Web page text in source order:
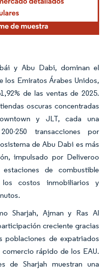
y Abu Dabi, dominan el
Emiratos Árabes Unidos,
de las ventas de 2025.
oscuras concentradas
y JLT, cada una
250 transacciones por
de Abu Dabi es más
impulsado por Deliveroo
de combustible
los costos inmobiliarios y
Sharjah, Ajman y Ras Al
creciente gracias
poblaciones de expatriados
rápido de los EAU.
de Sharjah muestran una